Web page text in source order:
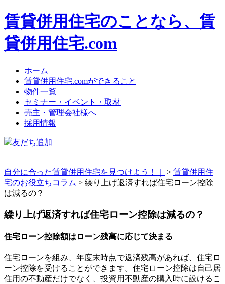
賃貸併用住宅のことなら、賃
貸併用住宅.com
ホーム
賃貸併用住宅.comができること
物件一覧
セミナー・イベント・取材
売主・管理会社様へ
採用情報
友だち追加
自分に合った賃貸併用住宅を見つけよう！｜ > 賃貸併用住
宅のお役立ちコラム > 繰り上げ返済すれば住宅ローン控除
は減るの？
繰り上げ返済すれば住宅ローン控除は減るの？
住宅ローン控除額はローン残高に応じて決まる
住宅ローンを組み、年度末時点で返済残高があれば、住宅ロ
ーン控除を受けることができます。住宅ローン控除は自己居
住用の不動産だけでなく、投資用不動産の購入時に設けるこ